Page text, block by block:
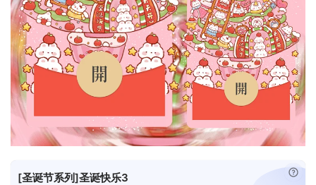
[圣诞节系列]圣诞快乐3 已